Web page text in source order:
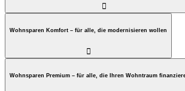

Wohnsparen Komfort – für alle, die modernisieren wollen

Wohnsparen Premium – für alle, die Ihren Wohntraum